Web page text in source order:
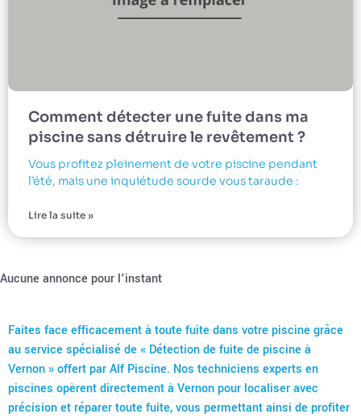
Comment détecter une fuite dans ma
piscine sans détruire le revêtement ?
Vous profitez pleinement de votre piscine pendant
l’été, mais une inquiétude sourde vous taraude :
Lire la suite »
Aucune annonce pour l'instant
Faites face efficacement à toute fuite dans votre piscine grâce
au service spécialisé de « Détection de fuite de piscine à
Vernon » offert par Alf Piscine. Nos techniciens experts en
piscines opèrent directement à Vernon pour localiser avec
précision et réparer toute fuite, vous permettant ainsi de profiter